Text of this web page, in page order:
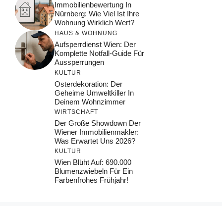
Immobilienbewertung In
Nürnberg: Wie Viel Ist Ihre
Wohnung Wirklich Wert?
HAUS & WOHNUNG
Aufsperrdienst Wien: Der
Komplette Notfall-Guide Für
Aussperrungen
KULTUR
Osterdekoration: Der
Geheime Umweltkiller In
Deinem Wohnzimmer
WIRTSCHAFT
Der Große Showdown Der
Wiener Immobilienmakler:
Was Erwartet Uns 2026?
KULTUR
Wien Blüht Auf: 690.000
Blumenzwiebeln Für Ein
Farbenfrohes Frühjahr!